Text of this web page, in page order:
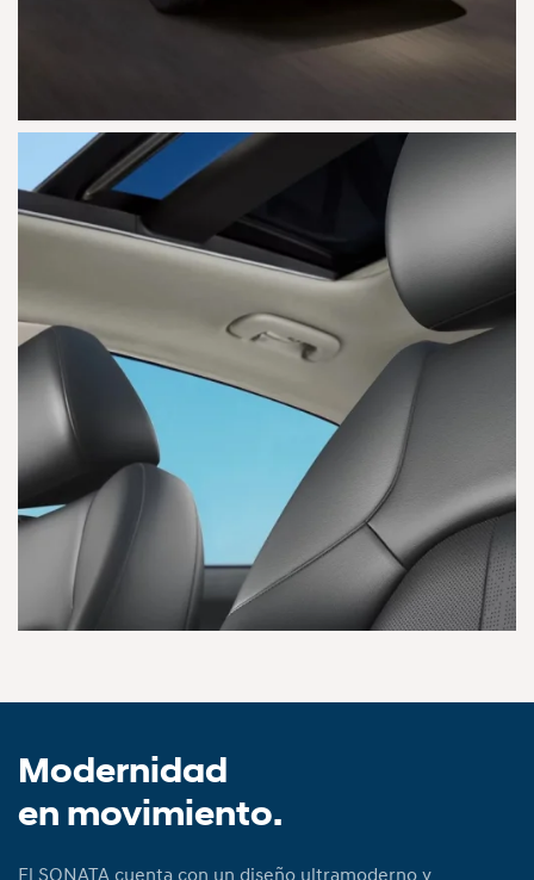
AGRANDAR
Modernidad
en movimiento.
El SONATA cuenta con un diseño ultramoderno y